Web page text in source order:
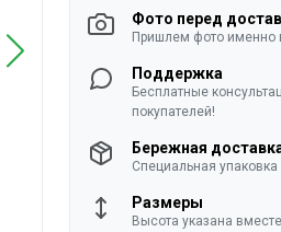
Фото перед
Пришлем фото именно
Поддержка
Бесплатные
покупателей!
Бережная
Специальная
Размеры
Высота указана